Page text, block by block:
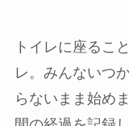
トイレに座るこ
レ。みんないつ
らないまま始め